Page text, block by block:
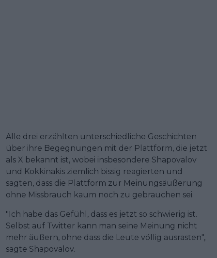
Alle drei erzählten unterschiedliche Geschichten
über ihre Begegnungen mit der Plattform, die jetzt
als X bekannt ist, wobei insbesondere Shapovalov
und Kokkinakis ziemlich bissig reagierten und
sagten, dass die Plattform zur Meinungsäußerung
ohne Missbrauch kaum noch zu gebrauchen sei.
"Ich habe das Gefühl, dass es jetzt so schwierig ist.
Selbst auf Twitter kann man seine Meinung nicht
mehr äußern, ohne dass die Leute völlig ausrasten",
sagte Shapovalov.